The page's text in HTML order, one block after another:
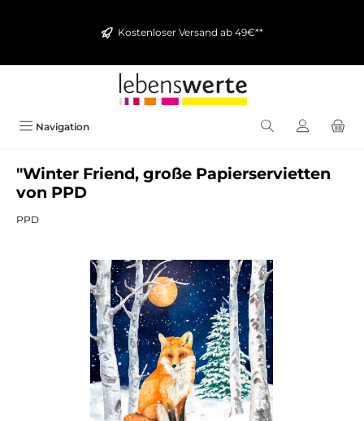
Kostenloser Versand ab 49€**
Navigation
"Winter Friend, große Papierservietten
von PPD
PPD
Bildergalerie überspringen